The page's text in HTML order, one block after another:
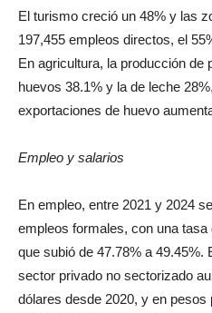
El turismo creció un 48% y las
197,455 empleos directos, el
En agricultura, la producción de
huevos 38.1% y la de leche
exportaciones de huevo
Empleo y salarios
En empleo, entre 2021 y 2024
empleos formales, con una
que subió de 47.78% a 49.45%.
sector privado no sectorizado
dólares desde 2020, y en pesos